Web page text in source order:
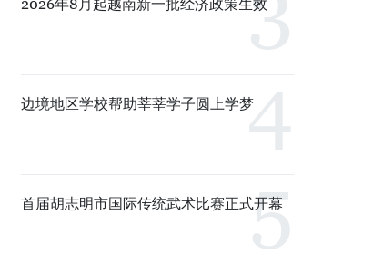
2026年8月起越南新一批经济政策生效
边境地区学校帮助莘莘学子圆上学梦
首届胡志明市国际传统武术比赛正式开幕